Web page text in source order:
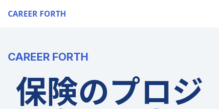
CAREER FORTH
CAREER FORTH
保険のプロジ